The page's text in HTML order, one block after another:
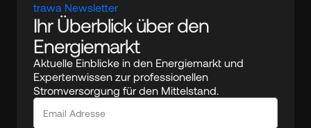
trawa Newsletter
Ihr Überblick über den
Energiemarkt
Aktuelle Einblicke in den Energiemarkt und
Expertenwissen zur professionellen
Stromversorgung für den Mittelstand.